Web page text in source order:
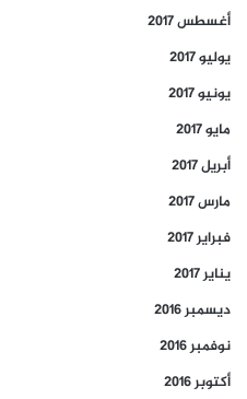
أغسطس 2017
يوليو 2017
يونيو 2017
مايو 2017
أبريل 2017
مارس 2017
فبراير 2017
يناير 2017
ديسمبر 2016
نوفمبر 2016
أكتوبر 2016